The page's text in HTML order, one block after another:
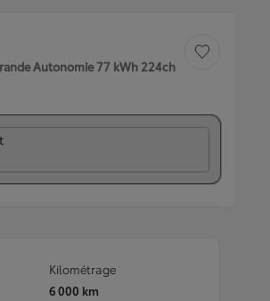
Autonomie 77 kWh 224ch
Sauvegarder le
Kilométrage
6 000 km